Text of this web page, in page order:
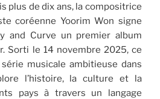
plus de dix ans, la compositrice
coréenne Yoorim Won signe
and Curve un premier album
Sorti le 14 novembre 2025, ce
musicale ambitieuse dans
l’histoire, la culture et la
pays à travers un langage